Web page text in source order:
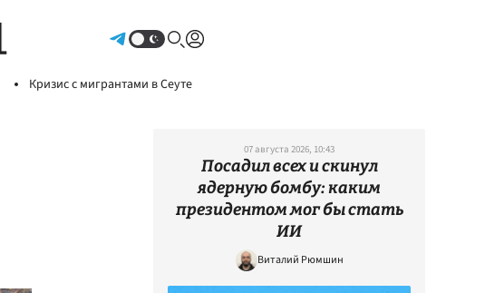
Кризис с мигрантами в Сеуте
07 августа 2026, 10:43
Посадил всех и скинул
ядерную бомбу: каким
президентом мог бы стать
ИИ
Виталий Рюмшин